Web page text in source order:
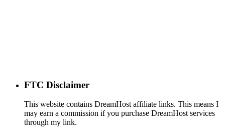
FTC Disclaimer
This website contains DreamHost affiliate links. This means I
may earn a commission if you purchase DreamHost services
through my link.